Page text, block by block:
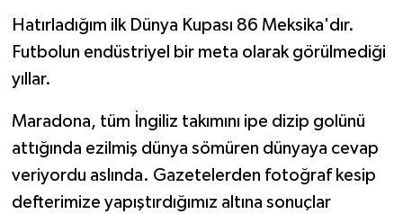
Hatırladığım ilk Dünya Kupası 86 Meksika'dır.
Futbolun endüstriyel bir meta olarak görülmediği
yıllar.
Maradona, tüm İngiliz takımını ipe dizip golünü
attığında ezilmiş dünya sömüren dünyaya cevap
veriyordu aslında. Gazetelerden fotoğraf kesip
defterimize yapıştırdığımız altına sonuçlar